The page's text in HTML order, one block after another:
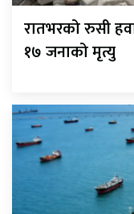
रातभरको रुसी
१७ जनाको मृत्यु